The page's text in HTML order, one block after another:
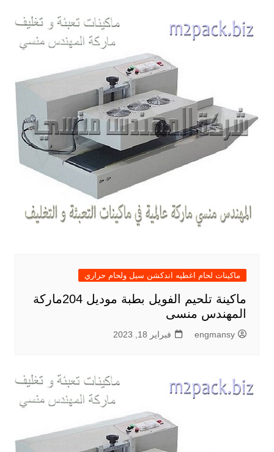
ماكينات لحام اغطيه اندكشن سيل ولحام حراري
ماكينة تلحيم الفويل بطبة موديل 204ماركة
المهندس منسى
engmansy فبراير 18, 2023